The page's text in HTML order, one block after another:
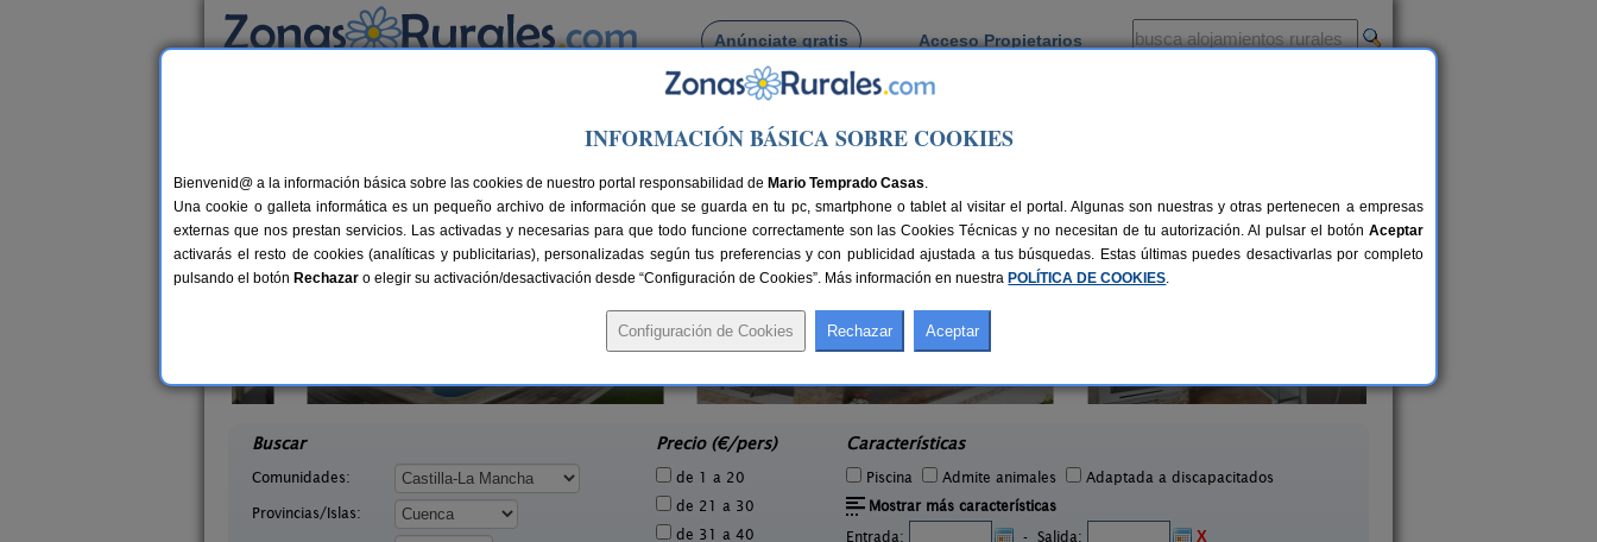
Anúnciate gratis Acceso Propietarios
Busca por pueblo
> La Ventosa
Casas Rurales cerca de La Ventosa
22 €
Casa Rural Esmeralda
Buscar
Comunidades:
Provincias/Islas:
Precio (€/pers)
de 1 a 20
de 21 a 30
de 31 a 40
Características
Piscina Admite animales
Adaptada a discapacitados
Mostrar más características
Entrada:
- Salida:
X
INFORMACIÓN BÁSICA SOBRE COOKIES
Bienvenid@ a la información básica sobre las cookies de nuestro portal responsabilidad de Mario Temprado Casas.
Una cookie o galleta informática es un pequeño archivo de información que se guarda en tu pc, smartphone o tablet al visitar el portal. Algunas son nuestras y otras pertenecen a empresas
externas que nos prestan servicios. Las activadas y necesarias para que todo funcione correctamente son las Cookies Técnicas y no necesitan de tu autorización. Al pulsar el botón Aceptar
activarás el resto de cookies (analíticas y publicitarias), personalizadas según tus preferencias y con publicidad ajustada a tus búsquedas. Estas últimas puedes desactivarlas por completo
pulsando el botón Rechazar o elegir su activación/desactivación desde “Configuración de Cookies”. Más información en nuestra POLÍTICA DE COOKIES.